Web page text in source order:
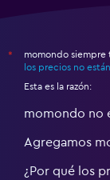
*
momondo
los precios no
Esta es la razón:
momondo no
Agregamos
¿Por qué los